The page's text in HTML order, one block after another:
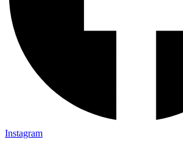
Instagram